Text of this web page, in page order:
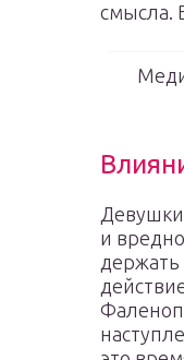
смысла.
Девушки
и
держать